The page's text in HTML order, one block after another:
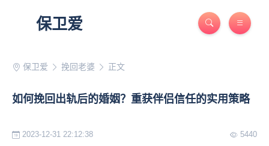
保卫爱
保卫爱 挽回老婆 正文
如何挽回出轨后的婚姻？重获伴侣信任的实用策略
2023-12-31 22:12:38 5440